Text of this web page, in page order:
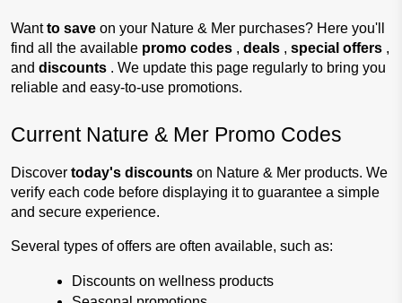
Want to save on your Nature & Mer purchases? Here you'll
find all the available promo codes , deals , special offers ,
and discounts . We update this page regularly to bring you
reliable and easy-to-use promotions.
Current Nature & Mer Promo Codes
Discover today's discounts on Nature & Mer products. We
verify each code before displaying it to guarantee a simple
and secure experience.
Several types of offers are often available, such as:
Discounts on wellness products